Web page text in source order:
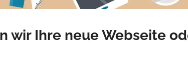
wir Ihre neue Webseite